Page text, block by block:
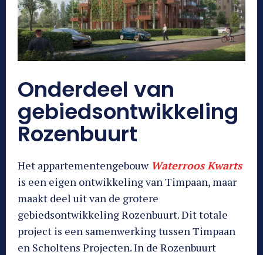
Onderdeel van
gebiedsontwikkeling
Rozenbuurt
Het appartementengebouw Waterroos Kwarts
is een eigen ontwikkeling van Timpaan, maar
maakt deel uit van de grotere
gebiedsontwikkeling Rozenbuurt. Dit totale
project is een samenwerking tussen Timpaan
en Scholtens Projecten. In de Rozenbuurt